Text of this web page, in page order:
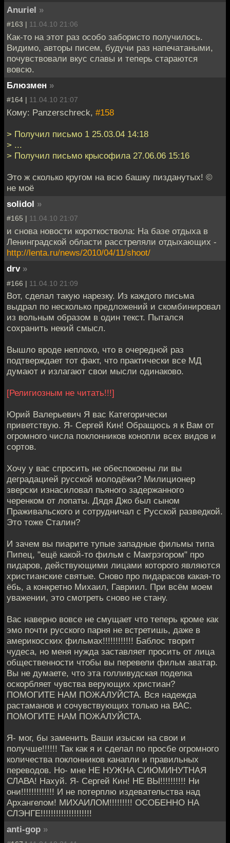
Anuriel »
#163 | 11.04.10 21:06
Как-то на этот раз особо забористо получилось.
Видимо, авторы писем, будучи раз напечатаными,
почувствовали вкус славы и теперь стараются
вовсю.
Блюзмен »
#164 | 11.04.10 21:07
Кому: Panzerschreck, #158
> Получил письмо 1 25.03.04 14:18
> ...
> Получил письмо крысофила 27.06.06 15:16
Это ж сколько кругом на всю башку пизданутых! ©
не моё
solidol »
#165 | 11.04.10 21:07
и снова новости короткоствола: На базе отдыха в
Ленинградской области расстреляли отдыхающих -
http://lenta.ru/news/2010/04/11/shoot/
drv »
#166 | 11.04.10 21:09
Вот, сделал такую нарезку. Из каждого письма
выдрал по несколько предложений и скомбинировал
из вольным образом в один текст. Пытался
сохранить некий смысл.
Вышло вроде неплохо, что в очередной раз
подтверждает тот факт, что практически все МД
думают и излагают свои мысли одинаково.
[Религиозным не читать!!!]
Юрий Валерьевич Я вас Категорически
приветствую. Я- Сергей Кин! Обращюсь я к Вам от
огромного числа поклонников конопли всех видов и
сортов.
Хочу у вас спросить не обеспокоены ли вы
деградацией русской молодёжи? Милиционер
зверски изнасиловал пьяного задержанного
черенком от лопаты. Дядя Джо был сыном
Праживальского и сотрудничал с Русской разведкой.
Это тоже Сталин?
И зачем вы пиарите тупые западные фильмы типа
Пипец, "ещё какой-то фильм с Макгрэгором" про
пидаров, действующими лицами которого являются
христианские святые. Сново про пидарасов какая-то
ёбь, а конкретно Михаил, Гавриил. При всём моем
уважении, это смотреть сново не стану.
Вас наверно вовсе не смущает что теперь кроме как
эмо почти русского парня не встретишь, даже в
америкосских фильмах!!!!!!!!!!!! Баблос творит
чудеса, но меня нужда заставляет просить от лица
общественности чтобы вы перевели фильм аватар.
Вы не думаете, что эта голливудская поделка
оскорбляет чувства верующих христиан?
ПОМОГИТЕ НАМ ПОЖАЛУЙСТА. Вся надежда
растаманов и сочувствующих только на ВАС.
ПОМОГИТЕ НАМ ПОЖАЛУЙСТА.
Я- мог, бы заменить Ваши изыски на свои и
получше!!!!!! Так как я и сделал по просбе огромного
количества поклонников канапли и правильных
переводов. Но- мне НЕ НУЖНА СИЮМИНУТНАЯ
СЛАВА! Нахуй. Я- Сергей Кин! НЕ ВЫ!!!!!!!!!! Ни
они!!!!!!!!!!!!! И не потерплю издевательства над
Архангелом! МИХАИЛОМ!!!!!!!!! ОСОБЕННО НА
СЛЭНГЕ!!!!!!!!!!!!!!!!!!!!
anti-gop »